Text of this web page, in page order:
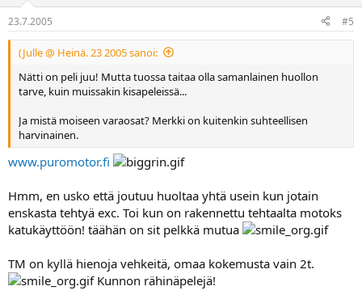
23.7.2005 #5
(Julle @ Heinä. 23 2005 sanoi:
Nätti on peli juu! Mutta tuossa taitaa olla samanlainen huollon
tarve, kuin muissakin kisapeleissä...
Ja mistä moiseen varaosat? Merkki on kuitenkin suhteellisen
harvinainen.
www.puromotor.fi
Hmm, en usko että joutuu huoltaa yhtä usein kun jotain
enskasta tehtyä exc. Toi kun on rakennettu tehtaalta motoks
katukäyttöön! täähän on sit pelkkä mutua
TM on kyllä hienoja vehkeitä, omaa kokemusta vain 2t.
Kunnon rähinäpelejä!